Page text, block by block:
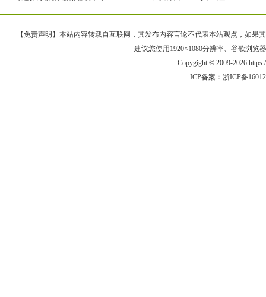
【免责声明】本站内容转载自互联网，其发布内容言论不代表本站观点，如果
建议您使用1920×1080分辨率、谷歌浏览
Copygight © 2009-2026
ICP备案： 浙ICP备